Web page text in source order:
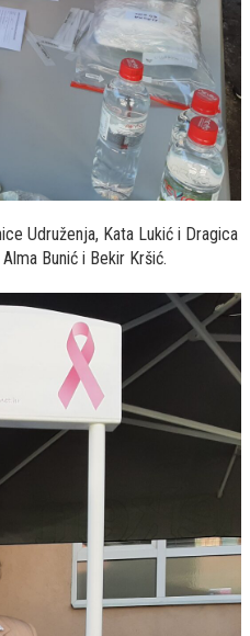
Udruženja, Kata Lukić i Dragica
Bunić i Bekir Kršić.